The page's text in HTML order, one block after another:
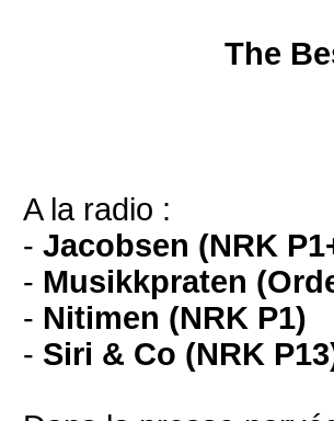
The
A la radio :
- Jacobsen (NRK
- Musikkpraten
- Nitimen (NRK P1)
- Siri & Co (NRK